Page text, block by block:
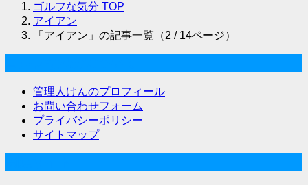
ゴルフな気分 TOP
アイアン
「アイアン」の記事一覧（2 / 14ページ）
管理人けんのプロフィール
お問い合わせフォーム
プライバシーポリシー
サイトマップ